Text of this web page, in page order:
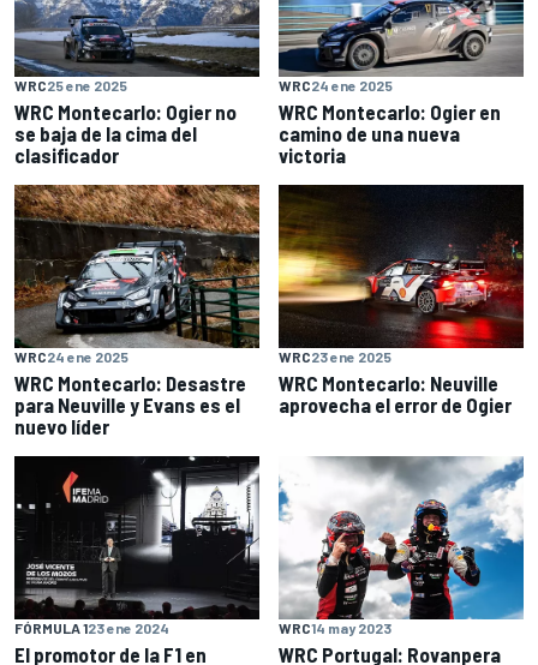
WRC25 ene 2025
WRC Montecarlo: Ogier no
se baja de la cima del
clasificador
WRC24 ene 2025
WRC Montecarlo: Ogier en
camino de una nueva
victoria
WRC24 ene 2025
WRC Montecarlo: Desastre
para Neuville y Evans es el
nuevo líder
WRC23 ene 2025
WRC Montecarlo: Neuville
aprovecha el error de Ogier
FÓRMULA 123 ene 2024
El promotor de la F1 en
WRC14 may 2023
WRC Portugal: Rovanpera